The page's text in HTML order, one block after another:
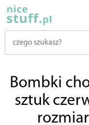
Bombki
sztuk